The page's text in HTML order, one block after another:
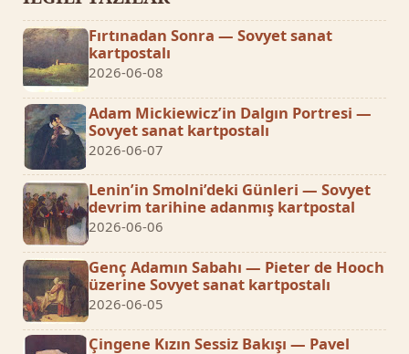
Fırtınadan Sonra — Sovyet sanat
kartpostalı
2026-06-08
Adam Mickiewicz’in Dalgın Portresi —
Sovyet sanat kartpostalı
2026-06-07
Lenin’in Smolni’deki Günleri — Sovyet
devrim tarihine adanmış kartpostal
2026-06-06
Genç Adamın Sabahı — Pieter de Hooch
üzerine Sovyet sanat kartpostalı
2026-06-05
Çingene Kızın Sessiz Bakışı — Pavel